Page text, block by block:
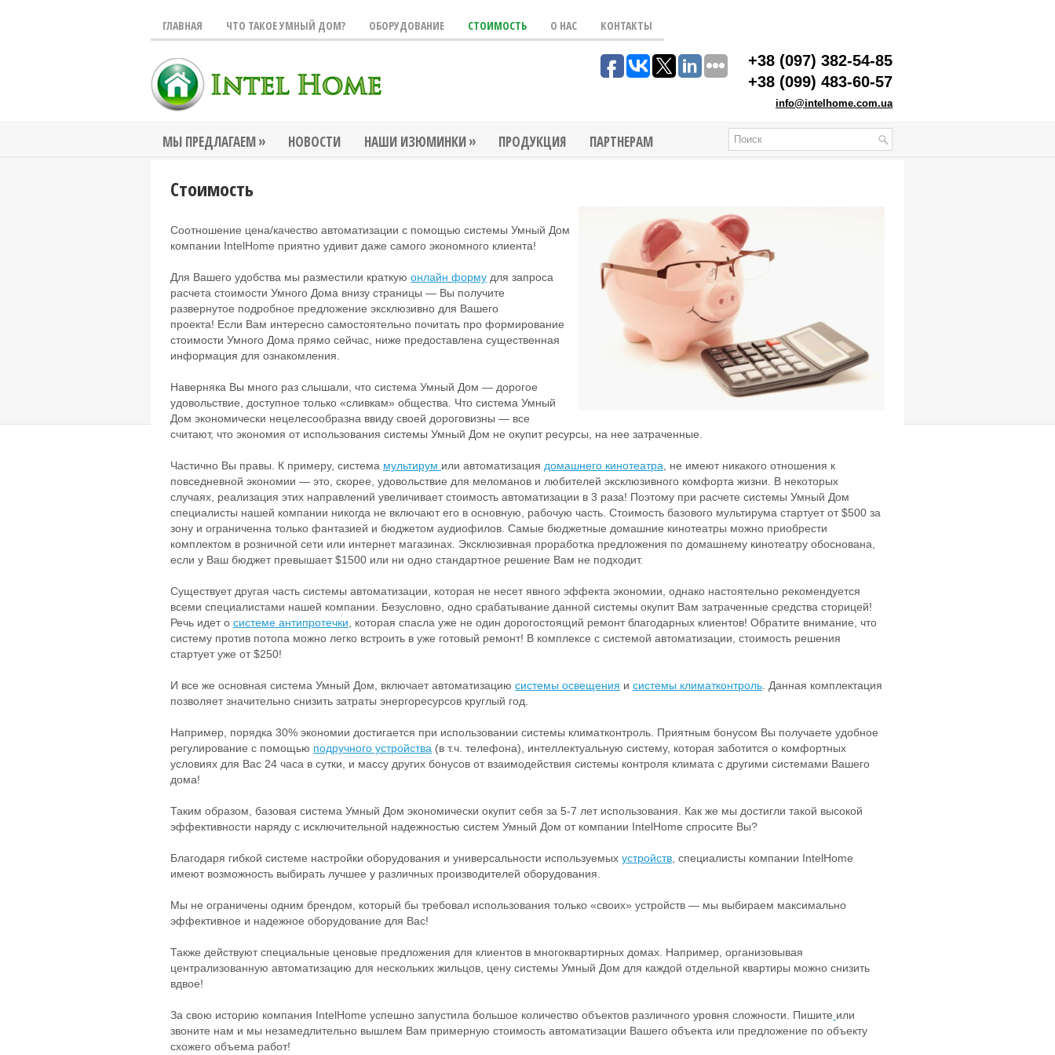
ГЛАВНАЯ ЧТО ТАКОЕ УМНЫЙ ДОМ? ОБОРУДОВАНИЕ СТОИМОСТЬ О НАС КОНТАКТЫ
+38 (097) 382-54-85
+38 (099) 483-60-57
info@intelhome.com.ua
МЫ ПРЕДЛАГАЕМ» НОВОСТИ НАШИ ИЗЮМИНКИ» ПРОДУКЦИЯ ПАРТНЕРАМ
Стоимость
Соотношение цена/качество автоматизации с помощью системы Умный Дом
компании IntelHome приятно удивит даже самого экономного клиента!
Для Вашего удобства мы разместили краткую онлайн форму для запроса
расчета стоимости Умного Дома внизу страницы — Вы получите
развернутое подробное предложение эксклюзивно для Вашего
проекта! Если Вам интересно самостоятельно почитать про формирование
стоимости Умного Дома прямо сейчас, ниже предоставлена существенная
информация для ознакомления.
Наверняка Вы много раз слышали, что система Умный Дом — дорогое
удовольствие, доступное только «сливкам» общества. Что система Умный
Дом экономически нецелесообразна ввиду своей дороговизны — все
считают, что экономия от использования системы Умный Дом не окупит ресурсы, на нее затраченные.
Частично Вы правы. К примеру, система мультирум или автоматизация домашнего кинотеатра , не имеют никакого отношения к
повседневной экономии — это, скорее, удовольствие для меломанов и любителей эксклюзивного комфорта жизни. В некоторых
случаях, реализация этих направлений увеличивает стоимость автоматизации в 3 раза! Поэтому при расчете системы Умный Дом
специалисты нашей компании никогда не включают его в основную, рабочую часть. Стоимость базового мультирума стартует от $500 за
зону и ограниченна только фантазией и бюджетом аудиофилов. Самые бюджетные домашние кинотеатры можно приобрести
комплектом в розничной сети или интернет магазинах. Эксклюзивная проработка предложения по домашнему кинотеатру обоснована,
если у Ваш бюджет превышает $1500 или ни одно стандартное решение Вам не подходит.
Существует другая часть системы автоматизации, которая не несет явного эффекта экономии, однако настоятельно рекомендуется
всеми специалистами нашей компании. Безусловно, одно срабатывание данной системы окупит Вам затраченные средства сторицей!
Речь идет о системе антипротечки , которая спасла уже не один дорогостоящий ремонт благодарных клиентов! Обратите внимание, что
систему против потопа можно легко встроить в уже готовый ремонт! В комплексе с системой автоматизации, стоимость решения
стартует уже от $250!
И все же основная система Умный Дом, включает автоматизацию системы освещения и системы климатконтроль . Данная комплектация
позволяет значительно снизить затраты энергоресурсов круглый год.
Например, порядка 30% экономии достигается при использовании системы климатконтроль. Приятным бонусом Вы получаете удобное
регулирование с помощью подручного устройства (в т.ч. телефона), интеллектуальную систему, которая заботится о комфортных
условиях для Вас 24 часа в сутки, и массу других бонусов от взаимодействия системы контроля климата с другими системами Вашего
дома!
Таким образом, базовая система Умный Дом экономически окупит себя за 5-7 лет использования. Как же мы достигли такой высокой
эффективности наряду с исключительной надежностью систем Умный Дом от компании IntelHome спросите Вы?
Благодаря гибкой системе настройки оборудования и универсальности используемых устройств , специалисты компании IntelHome
имеют возможность выбирать лучшее у различных производителей оборудования.
Мы не ограничены одним брендом, который бы требовал использования только «своих» устройств — мы выбираем максимально
эффективное и надежное оборудование для Вас!
Также действуют специальные ценовые предложения для клиентов в многоквартирных домах. Например, организовывая
централизованную автоматизацию для нескольких жильцов, цену системы Умный Дом для каждой отдельной квартиры можно снизить
вдвое!
За свою историю компания IntelHome успешно запустила большое количество объектов различного уровня сложности. Пишите или
звоните нам и мы незамедлительно вышлем Вам примерную стоимость автоматизации Вашего объекта или предложение по объекту
схожего объема работ!